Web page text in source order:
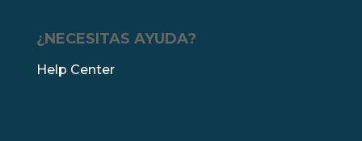
¿NECESITAS AYUDA?
Help Center